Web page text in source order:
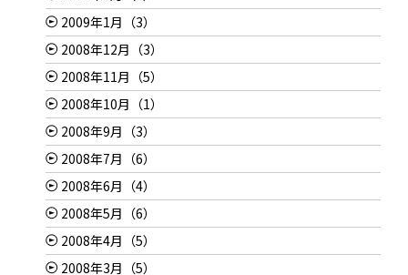
2009年1月（3）
2008年12月（3）
2008年11月（5）
2008年10月（1）
2008年9月（3）
2008年7月（6）
2008年6月（4）
2008年5月（6）
2008年4月（5）
2008年3月（5）